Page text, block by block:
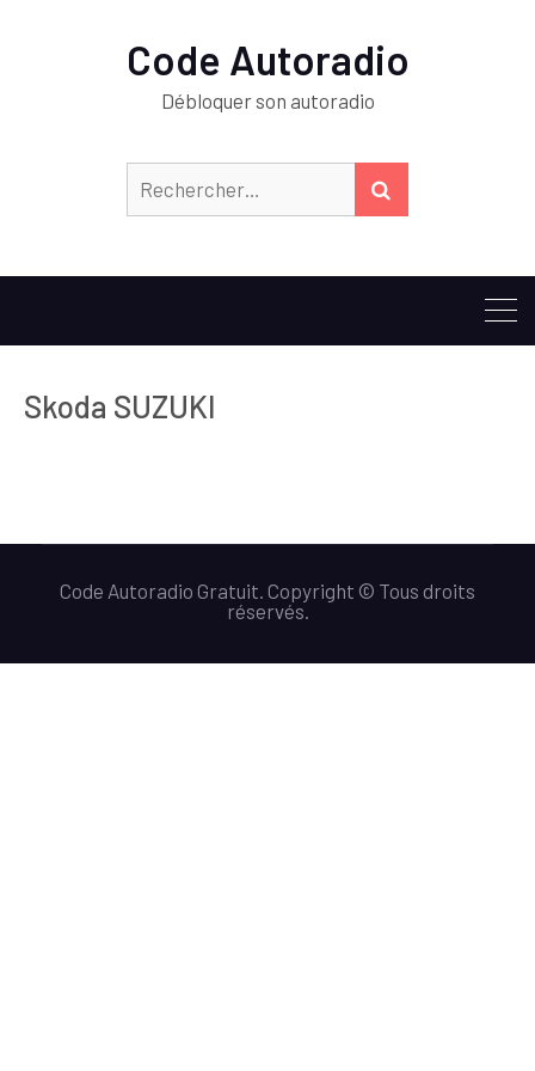
Code Autoradio
Débloquer son autoradio
Skoda SUZUKI
Code Autoradio Gratuit. Copyright © Tous droits
réservés.